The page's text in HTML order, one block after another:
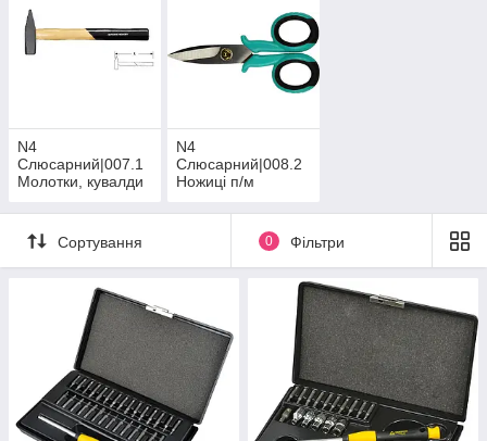
N4
Слюсарний|007.1
Молотки, кувалди
N4
Слюсарний|008.2
Ножиці п/м
Сортування 0 Фільтри